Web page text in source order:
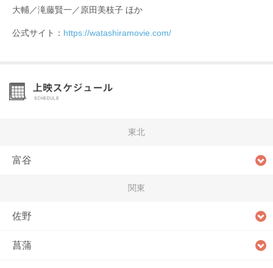
大輔／滝藤賢一／原田美枝子 ほか
公式サイト： https://watashiramovie.com/
東北
富谷
関東
佐野
菖蒲